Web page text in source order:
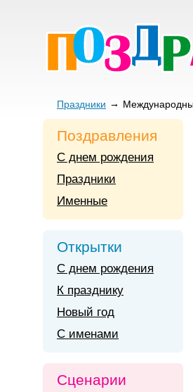
Праздники
Поздравления
С днем рождения
Праздники
Именные
Открытки
С днем рождения
К празднику
Новый год
С именами
Сценарии